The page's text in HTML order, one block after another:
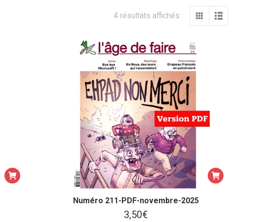
4 résultats affichés
récent
au
plus
ancien
Numéro 211-PDF-novembre-2025
3,50€